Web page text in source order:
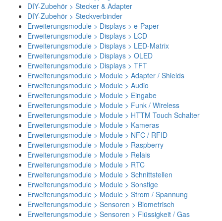
DIY-Zubehör > Stecker & Adapter
DIY-Zubehör > Steckverbinder
Erweiterungsmodule > Displays > e-Paper
Erweiterungsmodule > Displays > LCD
Erweiterungsmodule > Displays > LED-Matrix
Erweiterungsmodule > Displays > OLED
Erweiterungsmodule > Displays > TFT
Erweiterungsmodule > Module > Adapter / Shields
Erweiterungsmodule > Module > Audio
Erweiterungsmodule > Module > Eingabe
Erweiterungsmodule > Module > Funk / Wireless
Erweiterungsmodule > Module > HTTM Touch Schalter
Erweiterungsmodule > Module > Kameras
Erweiterungsmodule > Module > NFC / RFID
Erweiterungsmodule > Module > Raspberry
Erweiterungsmodule > Module > Relais
Erweiterungsmodule > Module > RTC
Erweiterungsmodule > Module > Schnittstellen
Erweiterungsmodule > Module > Sonstige
Erweiterungsmodule > Module > Strom / Spannung
Erweiterungsmodule > Sensoren > Biometrisch
Erweiterungsmodule > Sensoren > Flüssigkeit / Gas